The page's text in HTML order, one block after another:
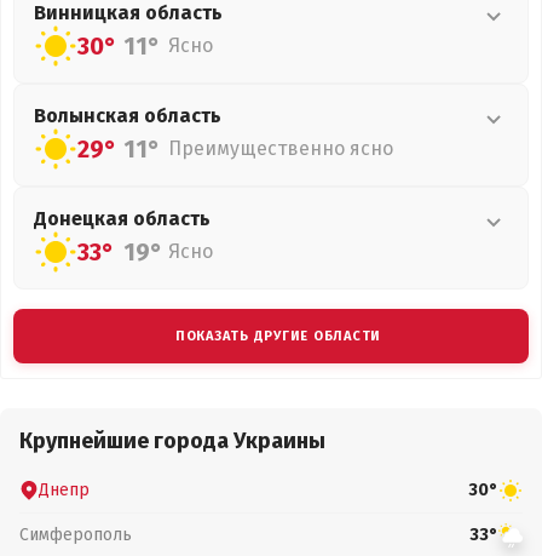
Винницкая область
30° 11° Ясно
Волынская область
29° 11° Преимущественно ясно
Донецкая область
33° 19° Ясно
ПОКАЗАТЬ ДРУГИЕ ОБЛАСТИ
Крупнейшие города Украины
Днепр 30°
Симферополь 33°